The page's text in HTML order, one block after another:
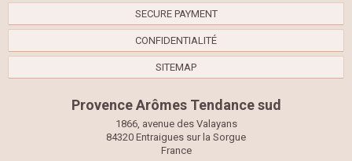
SECURE PAYMENT
CONFIDENTIALITÉ
SITEMAP
Provence Arômes Tendance sud
1866, avenue des Valayans
84320 Entraigues sur la Sorgue
France